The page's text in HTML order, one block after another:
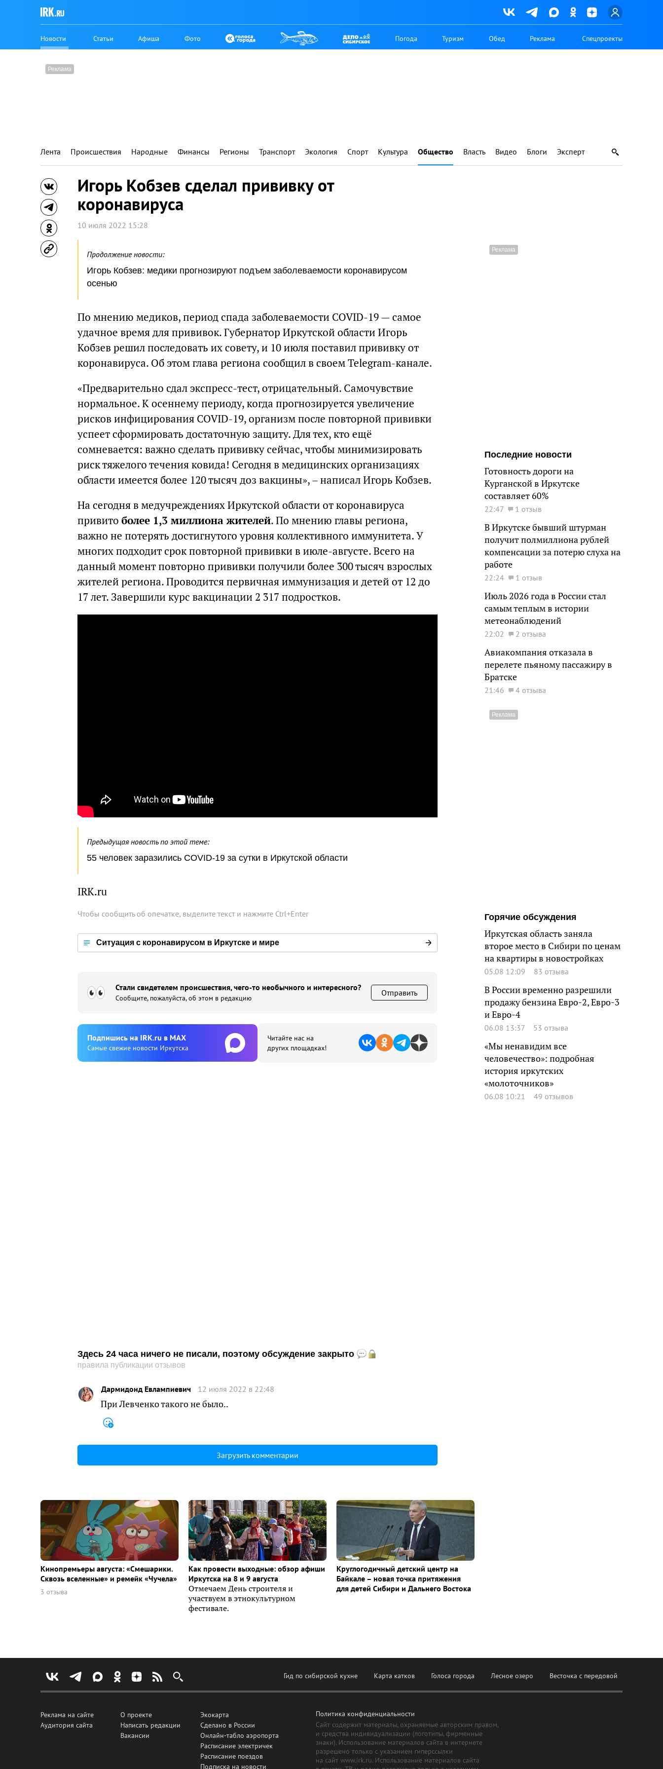
Новости Статьи Афиша Фото Погода Туризм Обед Реклама Спецпроекты
Лента Происшествия Народные Финансы Регионы Транспорт Экология Спорт Культура Общество Власть Видео Блоги Эксперт
Игорь Кобзев сделал прививку от
коронавируса
10 июля 2022 15:28
Продолжение новости:
Игорь Кобзев: медики прогнозируют подъем заболеваемости коронавирусом
осенью
По мнению медиков, период спада заболеваемости COVID-19 — самое
удачное время для прививок. Губернатор Иркутской области Игорь
Кобзев решил последовать их совету, и 10 июля поставил прививку от
коронавируса. Об этом глава региона сообщил в своем Telegram-канале.
«Предварительно сдал экспресс-тест, отрицательный. Самочувствие
нормальное. К осеннему периоду, когда прогнозируется увеличение
рисков инфицирования COVID-19, организм после повторной прививки
успеет сформировать достаточную защиту. Для тех, кто ещё
сомневается: важно сделать прививку сейчас, чтобы минимизировать
риск тяжелого течения ковида! Сегодня в медицинских организациях
области имеется более 120 тысяч доз вакцины», – написал Игорь Кобзев.
На сегодня в медучреждениях Иркутской области от коронавируса
привито более 1,3 миллиона жителей. По мнению главы региона,
важно не потерять достигнутого уровня коллективного иммунитета. У
многих подходит срок повторной прививки в июле-августе. Всего на
данный момент повторно прививки получили более 300 тысяч взрослых
жителей региона. Проводится первичная иммунизация и детей от 12 до
17 лет. Завершили курс вакцинации 2 317 подростков.
Предыдущая новость по этой теме:
55 человек заразились COVID-19 за сутки в Иркутской области
IRK.ru
Чтобы сообщить об опечатке, выделите текст и нажмите Ctrl+Enter
Ситуация с коронавирусом в Иркутске и мире
Стали свидетелем происшествия, чего-то необычного и интересного?
Сообщите, пожалуйста, об этом в редакцию
Отправить
Подпишиcь на IRK.ru в MAX
Cамые свежие новости Иркутска
Читайте нас на
других площадках!
Здесь 24 часа ничего не писали, поэтому обсуждение закрыто
правила публикации отзывов
Дармидонд Евлампиевич 12 июля 2022 в 22:48
При Левченко такого не было..
Загрузить комментарии
Последние новости
Готовность дороги на
Курганской в Иркутске
составляет 60%
22:47 1 отзыв
В Иркутске бывший штурман
получит полмиллиона рублей
компенсации за потерю слуха на
работе
22:24 1 отзыв
Июль 2026 года в России стал
самым теплым в истории
метеонаблюдений
22:02 2 отзыва
Авиакомпания отказала в
перелете пьяному пассажиру в
Братске
21:46 4 отзыва
Горячие обсуждения
Иркутская область заняла
второе место в Сибири по ценам
на квартиры в новостройках
05.08 12:09 83 отзыва
В России временно разрешили
продажу бензина Евро-2, Евро-3
и Евро-4
06.08 13:37 53 отзыва
«Мы ненавидим все
человечество»: подробная
история иркутских
«молоточников»
06.08 10:21 49 отзывов
Кинопремьеры августа: «Смешарики.
Сквозь вселенные» и ремейк «Чучела»
3 отзыва
Как провести выходные: обзор афиши
Иркутска на 8 и 9 августа
Отмечаем День строителя и
участвуем в этнокультурном
фестивале.
Круглогодичный детский центр на
Байкале – новая точка притяжения
для детей Сибири и Дальнего Востока
Гид по сибирской кухне Карта катков Голоса города Лесное озеро Весточка с передовой
Реклама на сайте
Аудитория сайта
О проекте
Написать редакции
Вакансии
Экокарта
Сделано в России
Онлайн-табло аэропорта
Расписание электричек
Расписание поездов
Подписка на новости
Политика конфиденциальности
Сайт содержит материалы, охраняемые авторским правом,
и средства индивидуализации (логотипы, фирменные
знаки). Использование материалов сайта в интернете
разрешено только с указанием гиперссылки
на сайт www.irk.ru. Использование материалов сайта